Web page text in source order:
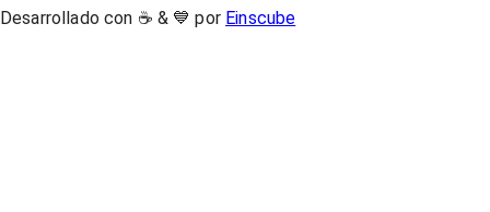
Desarrollado con ☕ & 💙 por Einscube